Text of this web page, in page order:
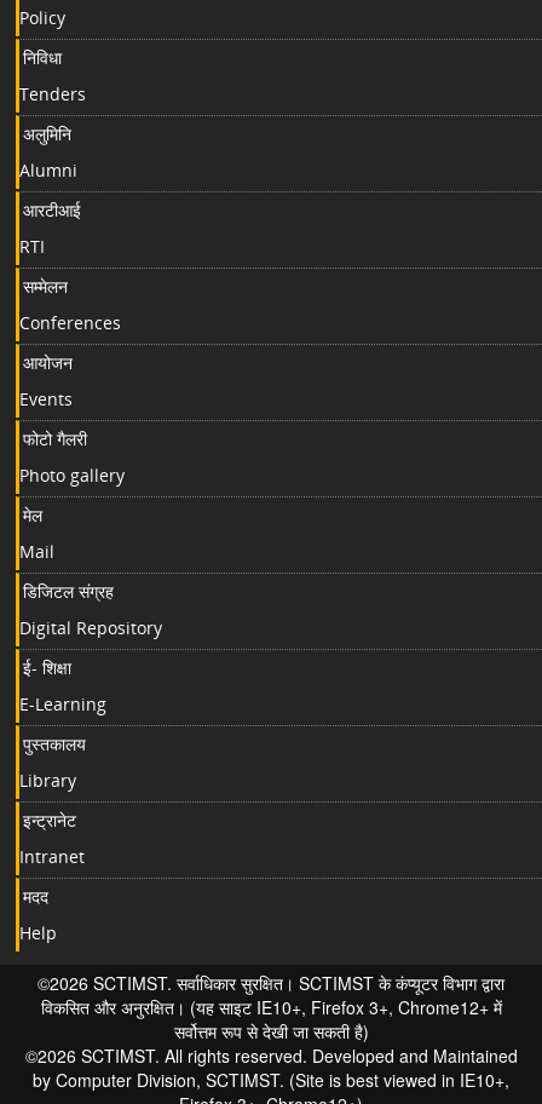
Policy
निविधा
Tenders
अलुमिनि
Alumni
आरटीआई
RTI
सम्मेलन
Conferences
आयोजन
Events
फोटो गैलरी
Photo gallery
मेल
Mail
डिजिटल संग्रह
Digital Repository
ई- शिक्षा
E-Learning
पुस्तकालय
Library
इन्ट्रानेट
Intranet
मदद
Help
©2026 SCTIMST. सर्वाधिकार सुरक्षित। SCTIMST के कंप्यूटर विभाग द्वारा
विकसित और अनुरक्षित। (यह साइट IE10+, Firefox 3+, Chrome12+ में
सर्वोत्तम रूप से देखी जा सकती है)
©2026 SCTIMST. All rights reserved. Developed and Maintained
by Computer Division, SCTIMST. (Site is best viewed in IE10+,